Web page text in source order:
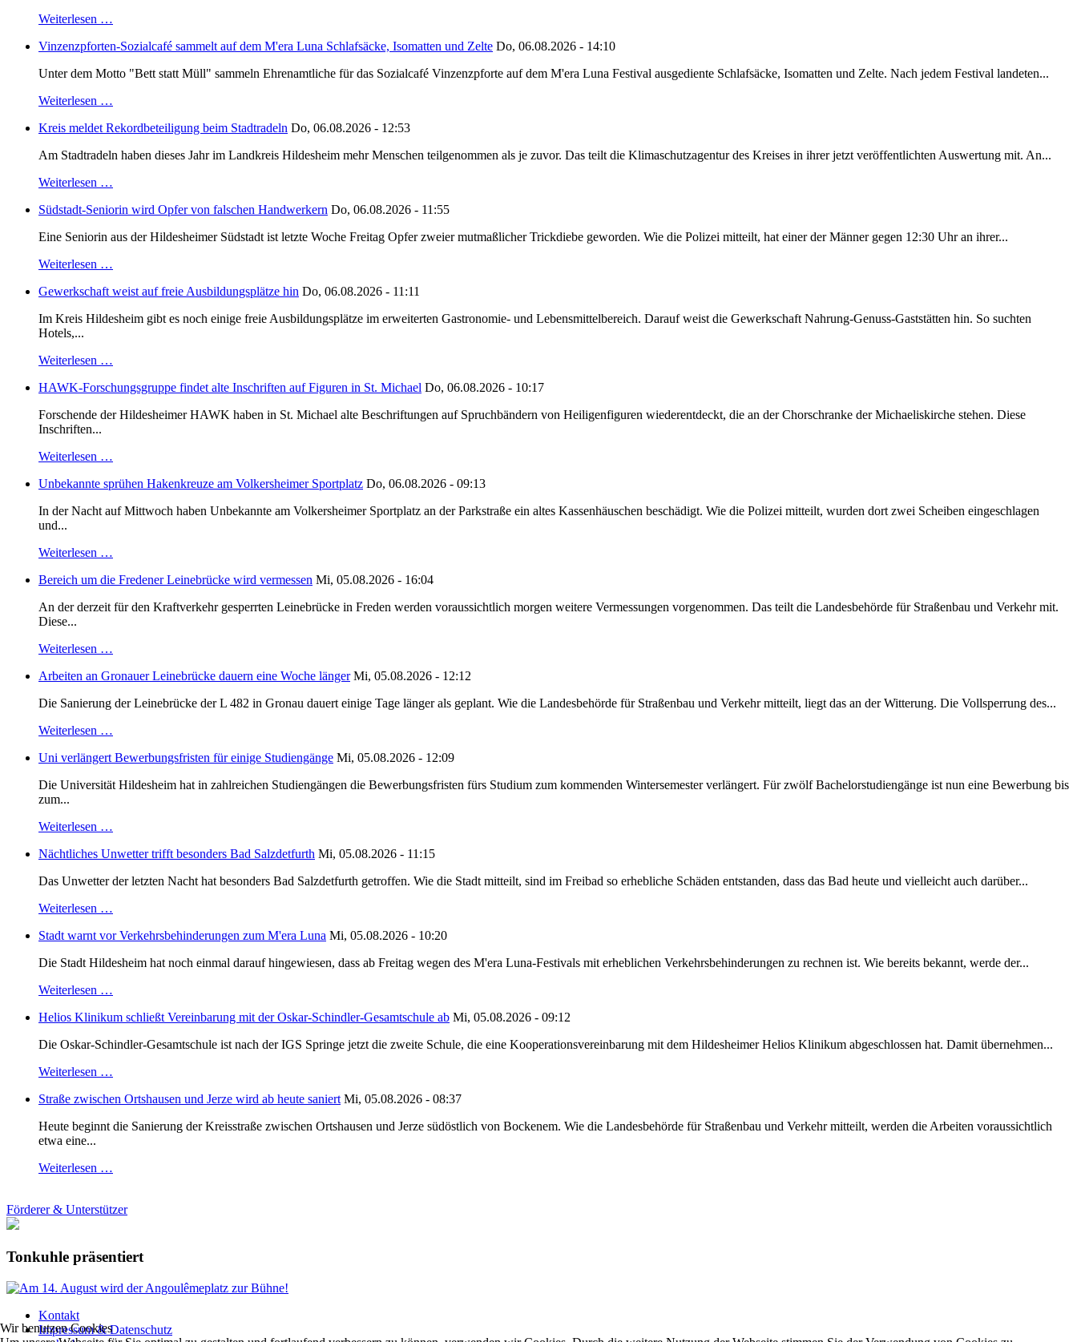
Weiterlesen …
Vinzenzpforten-Sozialcafé sammelt auf dem M'era Luna Schlafsäcke, Isomatten und Zelte Do, 06.08.2026 - 14:10
Unter dem Motto "Bett statt Müll" sammeln Ehrenamtliche für das Sozialcafé Vinzenzpforte auf dem M'era Luna Festival ausgediente Schlafsäcke, Isomatten und Zelte. Nach jedem Festival landeten...
Weiterlesen …
Kreis meldet Rekordbeteiligung beim Stadtradeln Do, 06.08.2026 - 12:53
Am Stadtradeln haben dieses Jahr im Landkreis Hildesheim mehr Menschen teilgenommen als je zuvor. Das teilt die Klimaschutzagentur des Kreises in ihrer jetzt veröffentlichten Auswertung mit. An...
Weiterlesen …
Südstadt-Seniorin wird Opfer von falschen Handwerkern Do, 06.08.2026 - 11:55
Eine Seniorin aus der Hildesheimer Südstadt ist letzte Woche Freitag Opfer zweier mutmaßlicher Trickdiebe geworden. Wie die Polizei mitteilt, hat einer der Männer gegen 12:30 Uhr an ihrer...
Weiterlesen …
Gewerkschaft weist auf freie Ausbildungsplätze hin Do, 06.08.2026 - 11:11
Im Kreis Hildesheim gibt es noch einige freie Ausbildungsplätze im erweiterten Gastronomie- und Lebensmittelbereich. Darauf weist die Gewerkschaft Nahrung-Genuss-Gaststätten hin. So suchten
Hotels,...
Weiterlesen …
HAWK-Forschungsgruppe findet alte Inschriften auf Figuren in St. Michael Do, 06.08.2026 - 10:17
Forschende der Hildesheimer HAWK haben in St. Michael alte Beschriftungen auf Spruchbändern von Heiligenfiguren wiederentdeckt, die an der Chorschranke der Michaeliskirche stehen. Diese
Inschriften...
Weiterlesen …
Unbekannte sprühen Hakenkreuze am Volkersheimer Sportplatz Do, 06.08.2026 - 09:13
In der Nacht auf Mittwoch haben Unbekannte am Volkersheimer Sportplatz an der Parkstraße ein altes Kassenhäuschen beschädigt. Wie die Polizei mitteilt, wurden dort zwei Scheiben eingeschlagen
und...
Weiterlesen …
Bereich um die Fredener Leinebrücke wird vermessen Mi, 05.08.2026 - 16:04
An der derzeit für den Kraftverkehr gesperrten Leinebrücke in Freden werden voraussichtlich morgen weitere Vermessungen vorgenommen. Das teilt die Landesbehörde für Straßenbau und Verkehr mit.
Diese...
Weiterlesen …
Arbeiten an Gronauer Leinebrücke dauern eine Woche länger Mi, 05.08.2026 - 12:12
Die Sanierung der Leinebrücke der L 482 in Gronau dauert einige Tage länger als geplant. Wie die Landesbehörde für Straßenbau und Verkehr mitteilt, liegt das an der Witterung. Die Vollsperrung des...
Weiterlesen …
Uni verlängert Bewerbungsfristen für einige Studiengänge Mi, 05.08.2026 - 12:09
Die Universität Hildesheim hat in zahlreichen Studiengängen die Bewerbungsfristen fürs Studium zum kommenden Wintersemester verlängert. Für zwölf Bachelorstudiengänge ist nun eine Bewerbung bis
zum...
Weiterlesen …
Nächtliches Unwetter trifft besonders Bad Salzdetfurth Mi, 05.08.2026 - 11:15
Das Unwetter der letzten Nacht hat besonders Bad Salzdetfurth getroffen. Wie die Stadt mitteilt, sind im Freibad so erhebliche Schäden entstanden, dass das Bad heute und vielleicht auch darüber...
Weiterlesen …
Stadt warnt vor Verkehrsbehinderungen zum M'era Luna Mi, 05.08.2026 - 10:20
Die Stadt Hildesheim hat noch einmal darauf hingewiesen, dass ab Freitag wegen des M'era Luna-Festivals mit erheblichen Verkehrsbehinderungen zu rechnen ist. Wie bereits bekannt, werde der...
Weiterlesen …
Helios Klinikum schließt Vereinbarung mit der Oskar-Schindler-Gesamtschule ab Mi, 05.08.2026 - 09:12
Die Oskar-Schindler-Gesamtschule ist nach der IGS Springe jetzt die zweite Schule, die eine Kooperationsvereinbarung mit dem Hildesheimer Helios Klinikum abgeschlossen hat. Damit übernehmen...
Weiterlesen …
Straße zwischen Ortshausen und Jerze wird ab heute saniert Mi, 05.08.2026 - 08:37
Heute beginnt die Sanierung der Kreisstraße zwischen Ortshausen und Jerze südöstlich von Bockenem. Wie die Landesbehörde für Straßenbau und Verkehr mitteilt, werden die Arbeiten voraussichtlich
etwa eine...
Weiterlesen …
Förderer & Unterstützer
Tonkuhle präsentiert
Kontakt
Impressum & Datenschutz
Wir benutzen Cookies